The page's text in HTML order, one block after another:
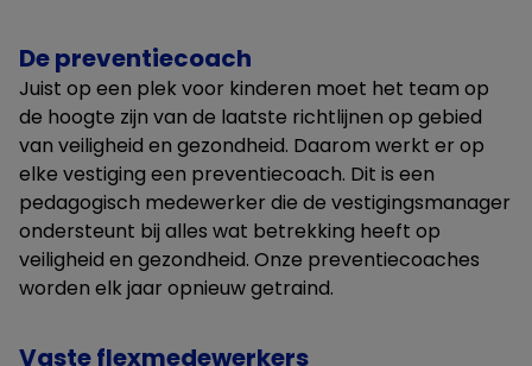
De preventiecoach
Juist op een plek voor kinderen moet het team op
de hoogte zijn van de laatste richtlijnen op gebied
van veiligheid en gezondheid. Daarom werkt er op
elke vestiging een preventiecoach. Dit is een
pedagogisch medewerker die de vestigingsmanager
ondersteunt bij alles wat betrekking heeft op
veiligheid en gezondheid. Onze preventiecoaches
worden elk jaar opnieuw getraind.
Vaste flexmedewerkers